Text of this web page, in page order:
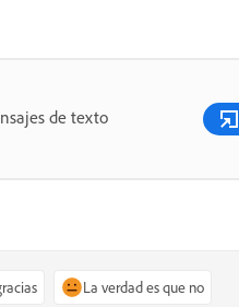
de texto
La verdad es que no